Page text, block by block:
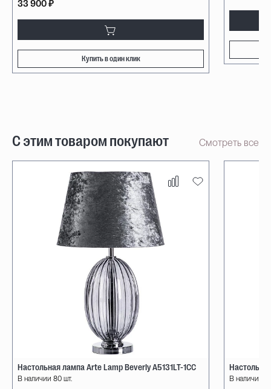
33 900 ₽
Купить в один клик
С этим товаром покупают Смотреть все
Настольная лампа Arte Lamp Beverly A5131LT-1CC
В наличии 80 шт. В наличии